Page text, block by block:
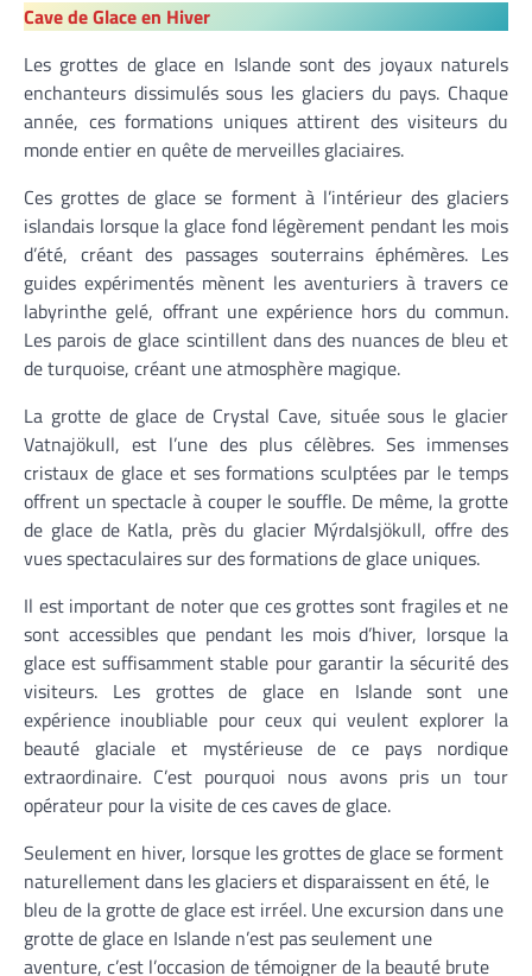
Cave de Glace en Hiver
Les grottes de glace en Islande sont des joyaux naturels
enchanteurs dissimulés sous les glaciers du pays. Chaque
année, ces formations uniques attirent des visiteurs du
monde entier en quête de merveilles glaciaires.
Ces grottes de glace se forment à l’intérieur des glaciers
islandais lorsque la glace fond légèrement pendant les mois
d’été, créant des passages souterrains éphémères. Les
guides expérimentés mènent les aventuriers à travers ce
labyrinthe gelé, offrant une expérience hors du commun.
Les parois de glace scintillent dans des nuances de bleu et
de turquoise, créant une atmosphère magique.
La grotte de glace de Crystal Cave, située sous le glacier
Vatnajökull, est l’une des plus célèbres. Ses immenses
cristaux de glace et ses formations sculptées par le temps
offrent un spectacle à couper le souffle. De même, la grotte
de glace de Katla, près du glacier Mýrdalsjökull, offre des
vues spectaculaires sur des formations de glace uniques.
Il est important de noter que ces grottes sont fragiles et ne
sont accessibles que pendant les mois d’hiver, lorsque la
glace est suffisamment stable pour garantir la sécurité des
visiteurs. Les grottes de glace en Islande sont une
expérience inoubliable pour ceux qui veulent explorer la
beauté glaciale et mystérieuse de ce pays nordique
extraordinaire. C’est pourquoi nous avons pris un tour
opérateur pour la visite de ces caves de glace.
Seulement en hiver, lorsque les grottes de glace se forment
naturellement dans les glaciers et disparaissent en été, le
bleu de la grotte de glace est irréel. Une excursion dans une
grotte de glace en Islande n’est pas seulement une
aventure, c’est l’occasion de témoigner de la beauté brute